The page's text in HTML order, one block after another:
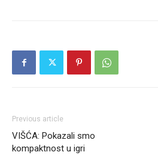
Previous article
VIŠĆA: Pokazali smo
kompaktnost u igri